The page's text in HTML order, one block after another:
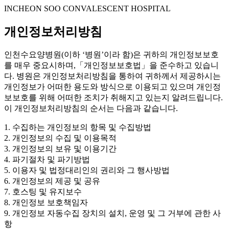
INCHEON SOO CONVALESCENT HOSPITAL
개인정보처리방침
인천수요양병원(이하 ‘병원’이라 함)은 귀하의 개인정보보호
를 매우 중요시하며,「개인정보보호법」을 준수하고 있습니
다. 병원은 개인정보처리방침을 통하여 귀하께서 제공하시는
개인정보가 어떠한 용도와 방식으로 이용되고 있으며 개인정
보보호를 위해 어떠한 조치가 취해지고 있는지 알려드립니다.
이 개인정보처리방침의 순서는 다음과 같습니다.
1. 수집하는 개인정보의 항목 및 수집방법
2. 개인정보의 수집 및 이용목적
3. 개인정보의 보유 및 이용기간
4. 파기절차 및 파기방법
5. 이용자 및 법정대리인의 권리와 그 행사방법
6. 개인정보의 제공 및 공유
7. 호스팅 및 유지보수
8. 개인정보 보호책임자
9. 개인정보 자동수집 장치의 설치, 운영 및 그 거부에 관한 사
항